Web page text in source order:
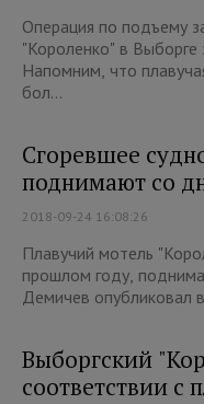
Операция по подъему
"Короленко" в
Напомним, что
бол...
Сгоревшее
поднимают со
2018-09-24 16:08:26
Плавучий мотель
прошлом году,
Демичев опубликовал
Выборгский
соответствии с